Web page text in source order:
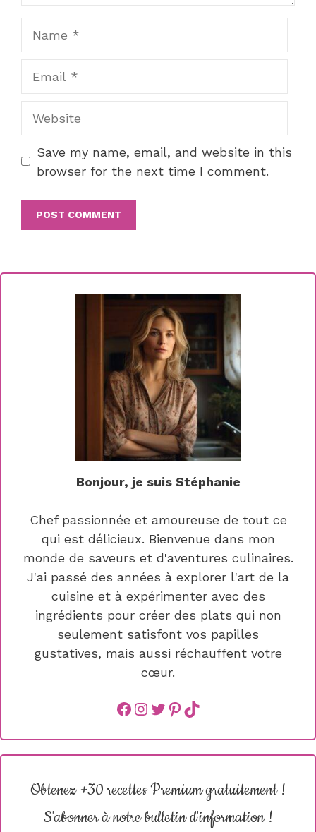
Save my name, email, and website in this
browser for the next time I comment.
Bonjour, je suis Stéphanie
Chef passionnée et amoureuse de tout ce
qui est délicieux. Bienvenue dans mon
monde de saveurs et d'aventures culinaires.
J'ai passé des années à explorer l'art de la
cuisine et à expérimenter avec des
ingrédients pour créer des plats qui non
seulement satisfont vos papilles
gustatives, mais aussi réchauffent votre
cœur.
Facebook
instagram
Twitter
Pinterest
TikTok
Obtenez +30 recettes Premium gratuitement !
S'abonner à notre bulletin d'information !